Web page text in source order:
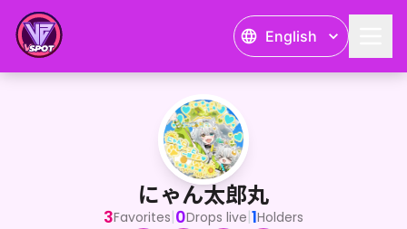
English
にゃん太郎丸
にゃん太郎丸
3Favorites|0Drops live|1Holders